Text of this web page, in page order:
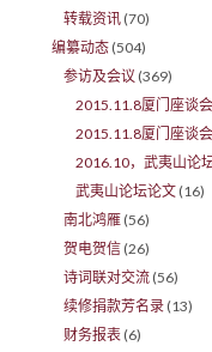
转载资讯 (70)
编纂动态 (504)
参访及会议 (369)
2015.11.8厦门座谈
2015.11.8厦门座谈
2016.10，武夷山论
武夷山论坛论文 (16)
南北鸿雁 (56)
贺电贺信 (26)
诗词联对交流 (56)
续修捐款芳名录 (13)
财务报表 (6)